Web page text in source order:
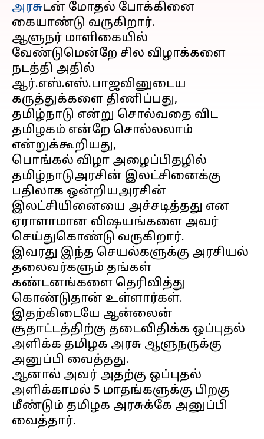
அரசுடன் மோதல் போக்கினை
கையாண்டு வருகிறார்.
ஆளுநர் மாளிகையில்
வேண்டுமென்றே சில விழாக்களை
நடத்தி அதில்
ஆர்.எஸ்.எஸ்.பாஜவினுடைய
கருத்துக்களை திணிப்பது,
தமிழ்நாடு என்று சொல்வதை விட
தமிழகம் என்றே சொல்லலாம்
என்றுக்கூறியது,
பொங்கல் விழா அழைப்பிதழில்
தமிழ்நாடுஅரசின் இலட்சினைக்கு
பதிலாக ஒன்றியஅரசின்
இலட்சியினையை அச்சடித்தது என
ஏராளாமான விஷயங்களை அவர்
செய்துகொண்டு வருகிறார்.
இவரது இந்த செயல்களுக்கு அரசியல்
தலைவர்களும் தங்கள்
கண்டனங்களை தெரிவித்து
கொண்டுதான் உள்ளார்கள்.
இதற்கிடையே ஆன்லைன்
சூதாட்டத்திற்கு தடைவிதிக்க ஒப்புதல்
அளிக்க தமிழக அரசு ஆளுநருக்கு
அனுப்பி வைத்தது.
ஆனால் அவர் அதற்கு ஒப்புதல்
அளிக்காமல் 5 மாதங்களுக்கு பிறகு
மீண்டும் தமிழக அரசுக்கே அனுப்பி